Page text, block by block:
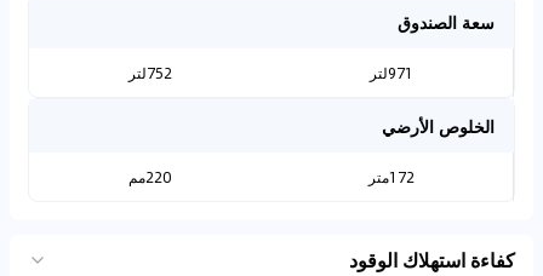
سعة الصندوق
971لتر 752لتر
الخلوص الأرضي
172متر 220مم
كفاءة استهلاك الوقود